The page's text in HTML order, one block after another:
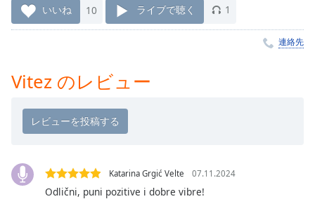
Chapters
Chapters
descriptions
off
いいね 10 ライブで聴く 1
連絡先
Vitez のレビュー
Katarina Grgić Velte 07.11.2024
Odlični, puni pozitive i dobre vibre!